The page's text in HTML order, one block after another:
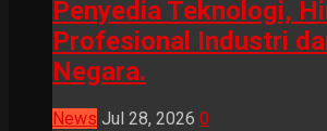
Penyedia Teknologi,
Profesional Industri
Negara.
News Jul 28, 2026 0